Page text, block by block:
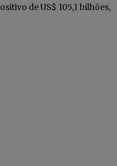
de US$ 105,1 bilhões,